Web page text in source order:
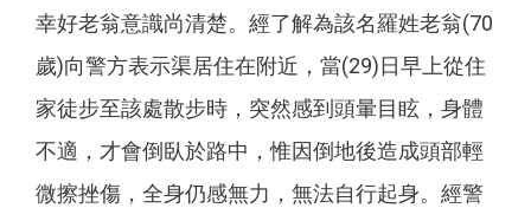
幸好老翁意識尚清楚。經了解為該名羅姓老翁(70
歲)向警方表示渠居住在附近，當(29)日早上從住
家徒步至該處散步時，突然感到頭暈目眩，身體
不適，才會倒臥於路中，惟因倒地後造成頭部輕
微擦挫傷，全身仍感無力，無法自行起身。經警